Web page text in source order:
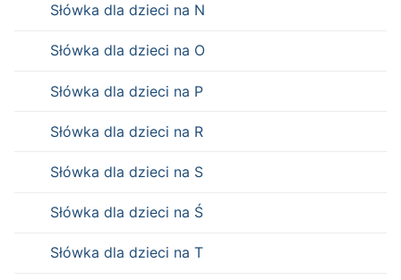
Słówka dla dzieci na N
Słówka dla dzieci na O
Słówka dla dzieci na P
Słówka dla dzieci na R
Słówka dla dzieci na S
Słówka dla dzieci na Ś
Słówka dla dzieci na T